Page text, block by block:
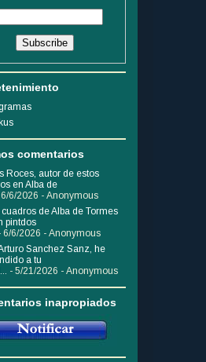
comentarios
Roces, autor de estos
en Alba de
6/6/2026 - Anonymous
cuadros de Alba de Tormes
pintdos
6/6/2026 - Anonymous
Sanchez Sanz, he
a tu
- 5/21/2026 - Anonymous
inapropiados